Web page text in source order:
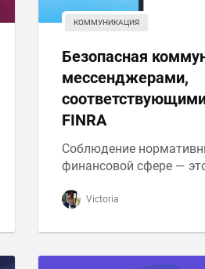
КОММУНИКАЦИЯ
Безопасная
мессенджерами,
FINRA
Соблюдение
финансовой сфере —
Victoria